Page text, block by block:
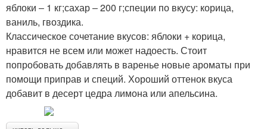
яблоки ‒ 1 кг;сахар ‒ 200 г;специи по вкусу: корица,
ваниль, гвоздика.
Классическое сочетание вкусов: яблоки + корица,
нравится не всем или может надоесть. Стоит
попробовать добавлять в варенье новые ароматы при
помощи приправ и специй. Хороший оттенок вкуса
добавит в десерт цедра лимона или апельсина.